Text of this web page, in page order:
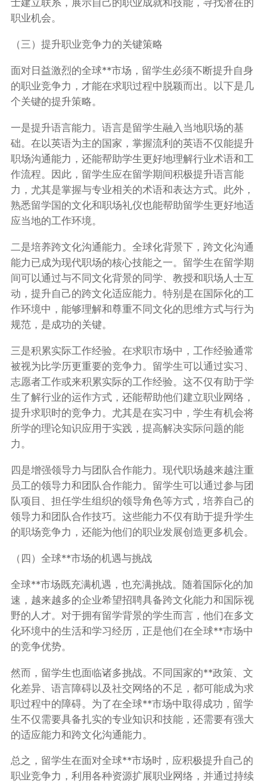
士建立联系，展示自己的职业成就和技能，寻找潜在的
职业机会。
（三）提升职业竞争力的关键策略
面对日益激烈的全球**市场，留学生必须不断提升自身
的职业竞争力，才能在求职过程中脱颖而出。以下是几
个关键的提升策略。
一是提升语言能力。语言是留学生融入当地职场的基
础。在以英语为主的国家，掌握流利的英语不仅能提升
职场沟通能力，还能帮助学生更好地理解行业术语和工
作流程。因此，留学生应在留学期间积极提升语言能
力，尤其是掌握与专业相关的术语和表达方式。此外，
熟悉留学国的文化和职场礼仪也能帮助留学生更好地适
应当地的工作环境。
二是培养跨文化沟通能力。全球化背景下，跨文化沟通
能力已成为现代职场的核心技能之一。留学生在留学期
间可以通过与不同文化背景的同学、教授和职场人士互
动，提升自己的跨文化适应能力。特别是在国际化的工
作环境中，能够理解和尊重不同文化的思维方式与行为
规范，是成功的关键。
三是积累实际工作经验。在求职市场中，工作经验通常
被视为比学历更重要的竞争力。留学生可以通过实习、
志愿者工作或来积累实际的工作经验。这不仅有助于学
生了解行业的运作方式，还能帮助他们建立职业网络，
提升求职时的竞争力。尤其是在实习中，学生有机会将
所学的理论知识应用于实践，提高解决实际问题的能
力。
四是增强领导力与团队合作能力。现代职场越来越注重
员工的领导力和团队合作能力。留学生可以通过参与团
队项目、担任学生组织的领导角色等方式，培养自己的
领导力和团队合作技巧。这些能力不仅有助于提升学生
的职场竞争力，还能为他们的职业发展创造更多机会。
（四）全球**市场的机遇与挑战
全球**市场既充满机遇，也充满挑战。随着国际化的加
速，越来越多的企业希望招聘具备跨文化能力和国际视
野的人才。对于拥有留学背景的学生而言，他们在多文
化环境中的生活和学习经历，正是他们在全球**市场中
的竞争优势。
然而，留学生也面临诸多挑战。不同国家的**政策、文
化差异、语言障碍以及社交网络的不足，都可能成为求
职过程中的障碍。为了在全球**市场中取得成功，留学
生不仅需要具备扎实的专业知识和技能，还需要有强大
的适应能力和跨文化沟通能力。
总之，留学生在面对全球**市场时，应积极提升自己的
职业竞争力，利用各种资源扩展职业网络，并通过持续